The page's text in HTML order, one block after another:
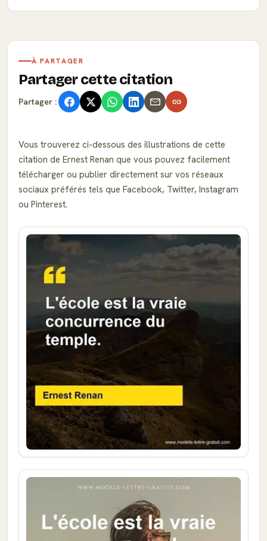
À PARTAGER
Partager cette citation
Partager :
Vous trouverez ci-dessous des illustrations de cette
citation de Ernest Renan que vous pouvez facilement
télécharger ou publier directement sur vos réseaux
sociaux préférés tels que Facebook, Twitter, Instagram
ou Pinterest.